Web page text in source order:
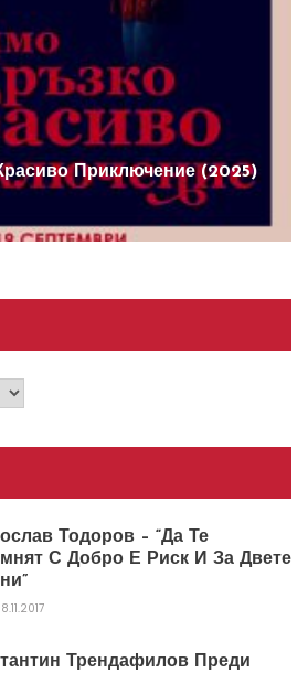
Приключение (2025)
Тодоров – “Да Те
С Добро Е Риск И За Двете
Трендафилов Преди